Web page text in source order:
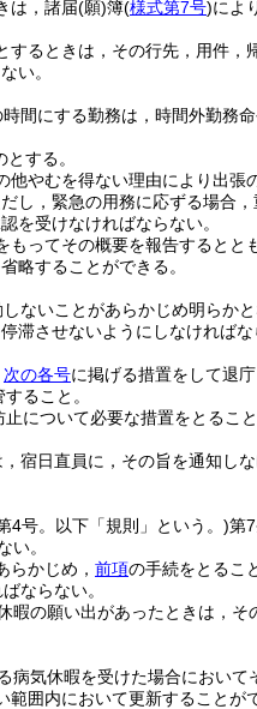
は，諸届(願)簿(様式第7号)によ
るときは，その行先，用件
い。
間にする勤務は，時間外勤務
する。
やむを得ない理由により出
し，緊急の用務に応ずる場合
を受けなければならない。
ってその概要を報告すると
略することができる。
ないことがあらかじめ明らか
滞させないようにしなければな
次の各号に掲げる措置をして退
ること。
について必要な措置をとること
宿日直員に，その旨を通知しな
4号。以下「規則」という。)第
い。
らかじめ， 前項の手続をとるこ
ならない。
暇の願い出があったときは，
病気休暇を受けた場合におい
囲内において更新することが